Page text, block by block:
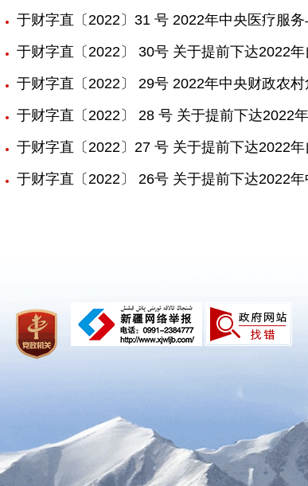
于财字直〔2022〕31 号 2022年中央医疗服
于财字直〔2022〕 30号 关于提前下达2022
于财字直〔2022〕 29号 2022年中央财政农
于财字直〔2022〕 28 号 关于提前下达2022
于财字直〔2022〕27 号 关于提前下达2022
于财字直〔2022〕 26号 关于提前下达2022